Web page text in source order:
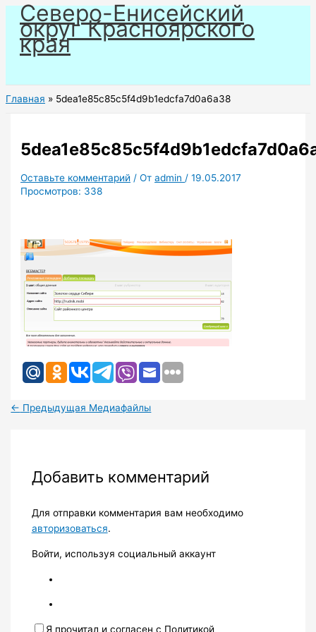
Перейти
содержимому
Северо-Енисейский
округ Красноярского
края
Главная 5dea1e85c85c5f4d9b1edcfa7d0a6a38
Оставьте комментарий / Отadmin /19.05.2017
Просмотров: 338
← Предыдущая Медиафайлы
Добавить комментарий
Для отправки комментария вам необходимо
авторизоваться.
Войти, используя социальный аккаунт
Я прочитал и согласен с Политикой